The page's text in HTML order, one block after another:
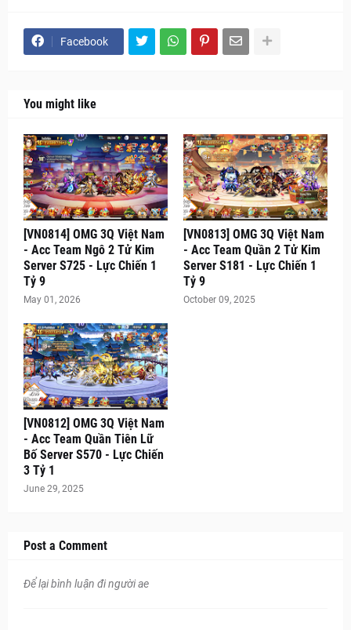
Facebook
You might like
[VN0814] OMG 3Q Việt Nam
- Acc Team Ngô 2 Tử Kim
Server S725 - Lực Chiến 1
Tỷ 9
May 01, 2026
[VN0813] OMG 3Q Việt Nam
- Acc Team Quần 2 Tử Kim
Server S181 - Lực Chiến 1
Tỷ 9
October 09, 2025
[VN0812] OMG 3Q Việt Nam
- Acc Team Quần Tiên Lữ
Bố Server S570 - Lực Chiến
3 Tỷ 1
June 29, 2025
Post a Comment
Để lại bình luận đi người ae